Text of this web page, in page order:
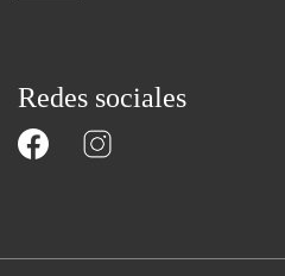
Redes sociales